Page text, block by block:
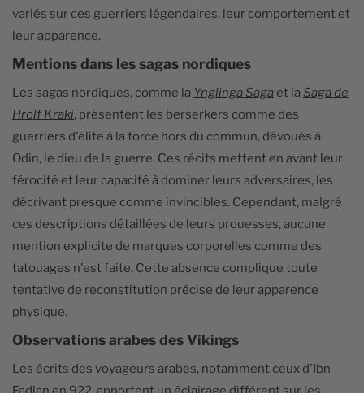
variés sur ces guerriers légendaires, leur comportement et
leur apparence.
Mentions dans les sagas nordiques
Les sagas nordiques, comme la Ynglinga Saga et la Saga de
Hrolf Kraki, présentent les berserkers comme des
guerriers d'élite à la force hors du commun, dévoués à
Odin, le dieu de la guerre. Ces récits mettent en avant leur
férocité et leur capacité à dominer leurs adversaires, les
décrivant presque comme invincibles. Cependant, malgré
ces descriptions détaillées de leurs prouesses, aucune
mention explicite de marques corporelles comme des
tatouages n'est faite. Cette absence complique toute
tentative de reconstitution précise de leur apparence
physique.
Observations arabes des Vikings
Les écrits des voyageurs arabes, notamment ceux d'Ibn